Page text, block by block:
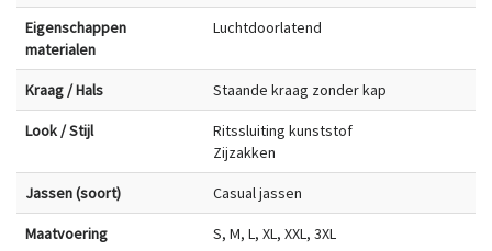
Eigenschappen
materialen
Luchtdoorlatend
Kraag / Hals Staande kraag zonder kap
Look / Stijl
Ritssluiting kunststof
Zijzakken
Jassen (soort) Casual jassen
Maatvoering S, M, L, XL, XXL, 3XL